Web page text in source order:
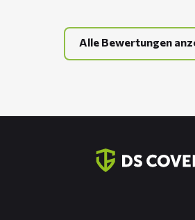
Alle Bewertungen